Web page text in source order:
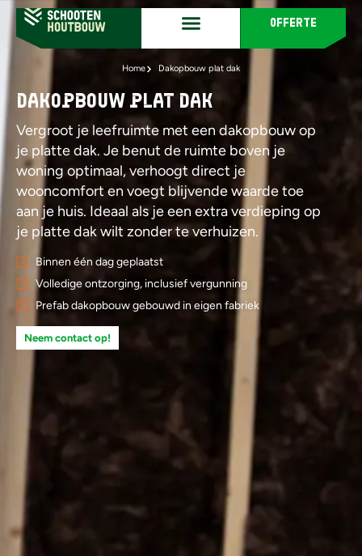
offerte
Home Dakopbouw plat dak
Dakopbouw plat dak
Vergroot je leefruimte met een dakopbouw op
je platte dak. Je benut de ruimte boven je
woning optimaal, verhoogt direct je
wooncomfort en voegt blijvende waarde toe
aan je huis. Ideaal als je een extra verdieping op
je platte dak wilt zonder te verhuizen.
Binnen één dag geplaatst
Volledige ontzorging, inclusief vergunning
Prefab dakopbouw gebouwd in eigen fabriek
Neem contact op!